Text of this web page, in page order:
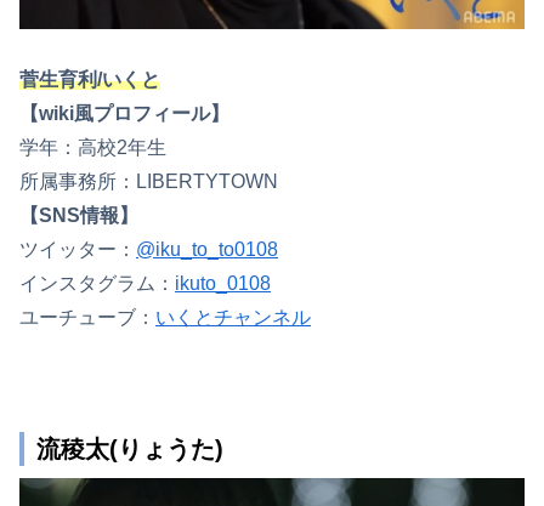
菅生育利/いくと
【wiki風プロフィール】
学年：高校2年生
所属事務所：LIBERTYTOWN
【SNS情報】
ツイッター： @iku_to_to0108
インスタグラム： ikuto_0108
ユーチューブ： いくとチャンネル
流稜太(りょうた)